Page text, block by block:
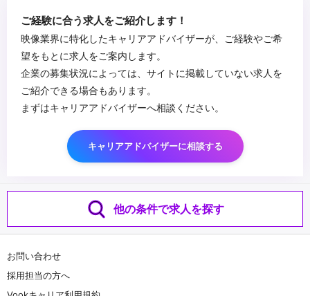
・Unreal Engine、Unity等のゲームエンジンの使用経験
・アニメ制作現場での撮影処理実務経験
■求める人物像
したい方
・技術的精度とアーティスティックな感性を両立できる方
...
ご経験に合う求人をご紹介します！
映像業界に特化したキャリアアドバイザーが、ご経験やご希
望をもとに求人をご案内します。
企業の募集状況によっては、サイトに掲載していない求人を
ご紹介できる場合もあります。
まずはキャリアアドバイザーへ相談ください。
キャリアアドバイザーに相談する
他の条件で求人を探す
お問い合わせ
採用担当の方へ